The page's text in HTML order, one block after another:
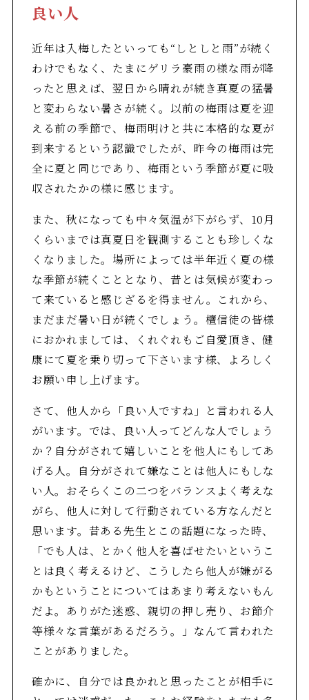
良い人
近年は入梅したといっても“しとしと雨”が続く
わけでもなく、たまにゲリラ豪雨の様な雨が降
ったと思えば、翌日から晴れが続き真夏の猛暑
と変わらない暑さが続く。以前の梅雨は夏を迎
える前の季節で、梅雨明けと共に本格的な夏が
到来するという認識でしたが、昨今の梅雨は完
全に夏と同じであり、梅雨という季節が夏に吸
収されたかの様に感じます。
また、秋になっても中々気温が下がらず、10月
くらいまでは真夏日を観測することも珍しくな
くなりました。場所によっては半年近く夏の様
な季節が続くこととなり、昔とは気候が変わっ
て来ていると感じざるを得ません。これから、
まだまだ暑い日が続くでしょう。檀信徒の皆様
におかれましては、くれぐれもご自愛頂き、健
康にて夏を乗り切って下さいます様、よろしく
お願い申し上げます。
さて、他人から「良い人ですね」と言われる人
がいます。では、良い人ってどんな人でしょう
か？自分がされて嬉しいことを他人にもしてあ
げる人。自分がされて嫌なことは他人にもしな
い人。おそらくこの二つをバランスよく考えな
がら、他人に対して行動されている方なんだと
思います。昔ある先生とこの話題になった時、
「でも人は、とかく他人を喜ばせたいというこ
とは良く考えるけど、こうしたら他人が嫌がる
かもということについてはあまり考えないもん
だよ。ありがた迷惑、親切の押し売り、お節介
等様々な言葉があるだろう。」なんて言われた
ことがありました。
確かに、自分では良かれと思ったことが相手に